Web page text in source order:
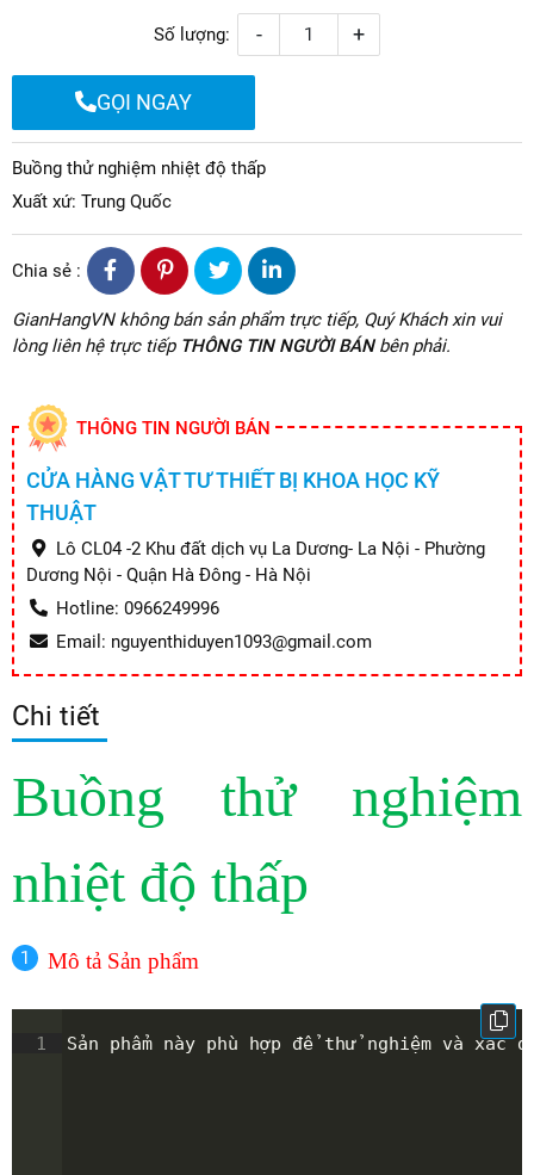
Số lượng: - +
GỌI NGAY
Buồng thử nghiệm nhiệt độ thấp
Xuất xứ: Trung Quốc
Chia sẻ :
GianHangVN không bán sản phẩm trực tiếp, Quý Khách xin vui
lòng liên hệ trực tiếp THÔNG TIN NGƯỜI BÁNbên phải.
THÔNG TIN NGƯỜI BÁN
CỬA HÀNG VẬT TƯ THIẾT BỊ KHOA HỌC KỸ
THUẬT
Lô CL04 -2 Khu đất dịch vụ La Dương- La Nội - Phường
Dương Nội - Quận Hà Đông - Hà Nội
Hotline: 0966249996
Email: nguyenthiduyen1093@gmail.com
Chi tiết
Buồng thử nghiệm
nhiệt độ thấp
Mô tả Sản phẩm
1 Sản phẩm này phù hợp để thử nghiệm và